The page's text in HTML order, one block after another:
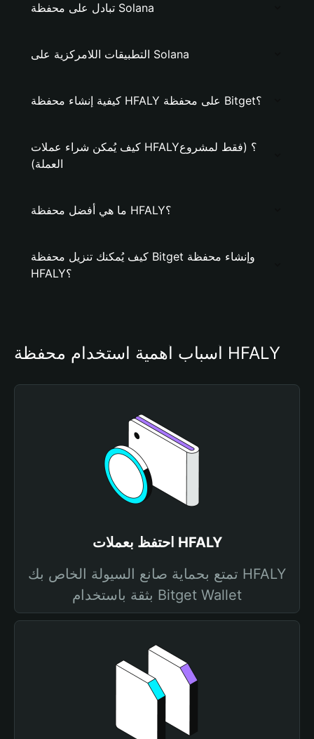
تبادل على محفظة Solana
التطبيقات اللامركزية على Solana
كيفية إنشاء محفظة HFALY على محفظة Bitget؟
كيف يُمكن شراء عملات HFALY؟ (فقط لمشروع
العملة)
ما هي أفضل محفظة HFALY؟
كيف يُمكنك تنزيل محفظة Bitget وإنشاء محفظة
HFALY؟
أسباب أهمية استخدام محفظة HFALY
احتفظ بعملات HFALY
تمتع بحماية صانع السيولة الخاص بك HFALY
بثقة باستخدام Bitget Wallet